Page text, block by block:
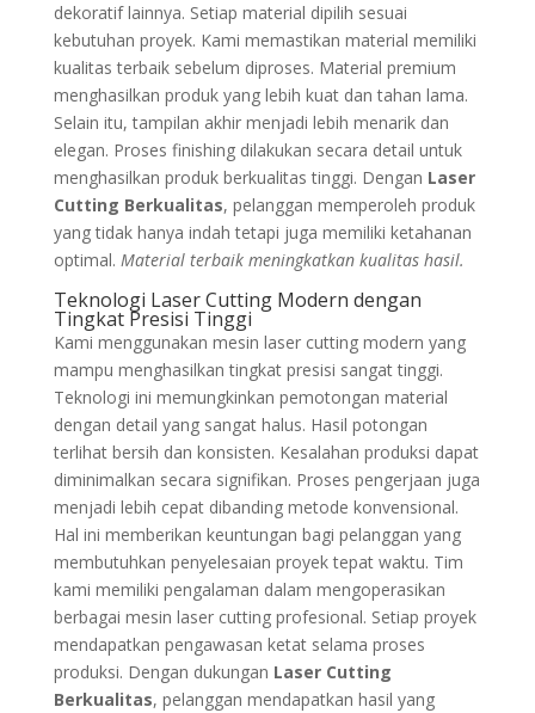
dekoratif lainnya. Setiap material dipilih sesuai
kebutuhan proyek. Kami memastikan material memiliki
kualitas terbaik sebelum diproses. Material premium
menghasilkan produk yang lebih kuat dan tahan lama.
Selain itu, tampilan akhir menjadi lebih menarik dan
elegan. Proses finishing dilakukan secara detail untuk
menghasilkan produk berkualitas tinggi. Dengan Laser
Cutting Berkualitas, pelanggan memperoleh produk
yang tidak hanya indah tetapi juga memiliki ketahanan
optimal. Material terbaik meningkatkan kualitas hasil.
Teknologi Laser Cutting Modern dengan
Tingkat Presisi Tinggi
Kami menggunakan mesin laser cutting modern yang
mampu menghasilkan tingkat presisi sangat tinggi.
Teknologi ini memungkinkan pemotongan material
dengan detail yang sangat halus. Hasil potongan
terlihat bersih dan konsisten. Kesalahan produksi dapat
diminimalkan secara signifikan. Proses pengerjaan juga
menjadi lebih cepat dibanding metode konvensional.
Hal ini memberikan keuntungan bagi pelanggan yang
membutuhkan penyelesaian proyek tepat waktu. Tim
kami memiliki pengalaman dalam mengoperasikan
berbagai mesin laser cutting profesional. Setiap proyek
mendapatkan pengawasan ketat selama proses
produksi. Dengan dukungan Laser Cutting
Berkualitas, pelanggan mendapatkan hasil yang